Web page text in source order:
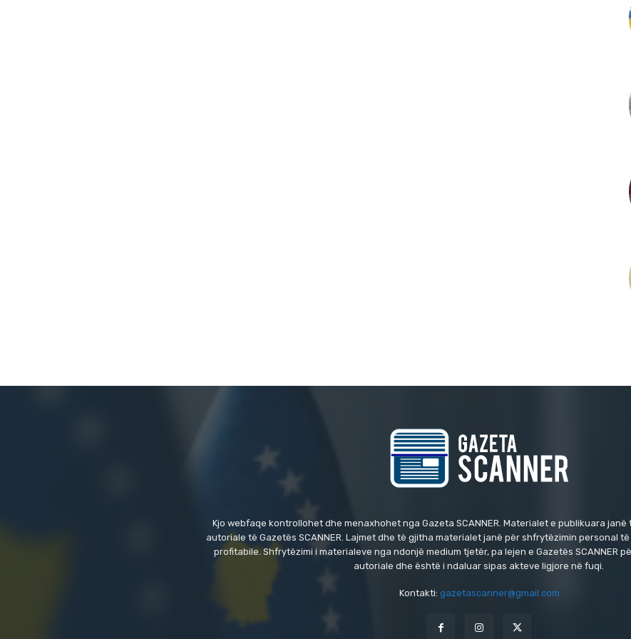
Kjo webfaqe kontrollohet dhe menaxhohet nga Gazeta SCANNER. Materialet e publikuara
autoriale të Gazetës SCANNER. Lajmet dhe të gjitha materialet janë për shfrytëzimin personal
profitabile. Shfrytëzimi i materialeve nga ndonjë medium tjetër, pa lejen e Gazetës SCANNER
autoriale dhe është i ndaluar sipas akteve ligjore në fuqi.
Kontakti: gazetascanner@gmail.com